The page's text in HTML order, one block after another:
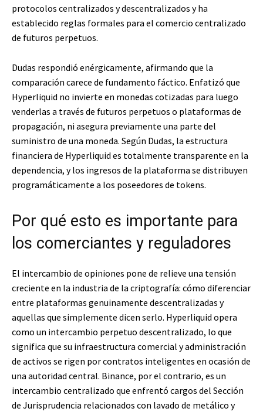
protocolos centralizados y descentralizados y ha
establecido reglas formales para el comercio centralizado
de futuros perpetuos.
Dudas respondió enérgicamente, afirmando que la
comparación carece de fundamento fáctico. Enfatizó que
Hyperliquid no invierte en monedas cotizadas para luego
venderlas a través de futuros perpetuos o plataformas de
propagación, ni asegura previamente una parte del
suministro de una moneda. Según Dudas, la estructura
financiera de Hyperliquid es totalmente transparente en la
dependencia, y los ingresos de la plataforma se distribuyen
programáticamente a los poseedores de tokens.
Por qué esto es importante para
los comerciantes y reguladores
El intercambio de opiniones pone de relieve una tensión
creciente en la industria de la criptografía: cómo diferenciar
entre plataformas genuinamente descentralizadas y
aquellas que simplemente dicen serlo. Hyperliquid opera
como un intercambio perpetuo descentralizado, lo que
significa que su infraestructura comercial y administración
de activos se rigen por contratos inteligentes en ocasión de
una autoridad central. Binance, por el contrario, es un
intercambio centralizado que enfrentó cargos del Sección
de Jurisprudencia relacionados con lavado de metálico y